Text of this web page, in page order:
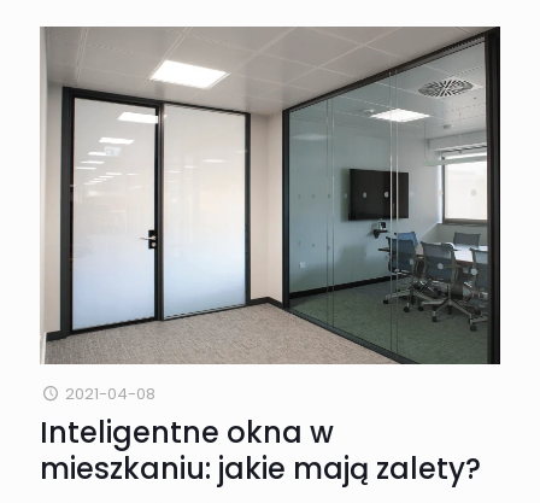
2021-04-08
Inteligentne okna w
mieszkaniu: jakie mają zalety?